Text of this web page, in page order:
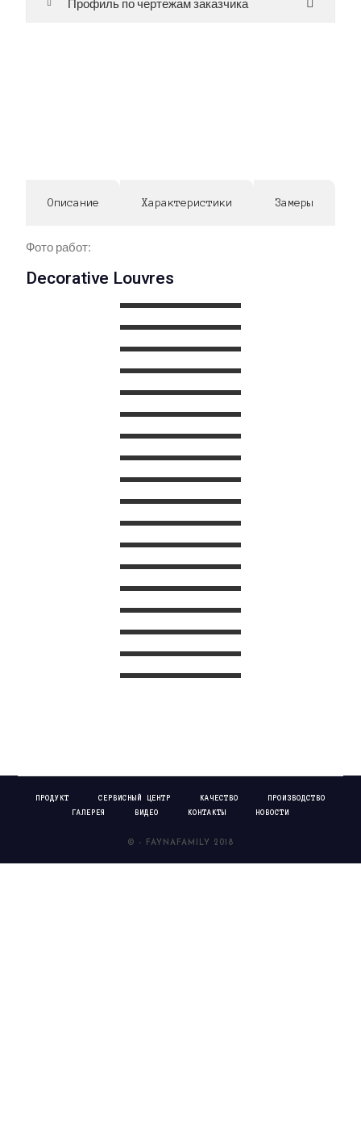
Описание Характеристики Замеры
Фото работ:
Decorative Louvres
ПРОДУКТ СЕРВИСНЫЙ ЦЕНТР КАЧЕСТВО
ПРОИЗВОДСТВО
ГАЛЕРЕЯ
ВИДЕО КОНТАКТЫ НОВОСТИ
© - FAYNAFAMILY 2018